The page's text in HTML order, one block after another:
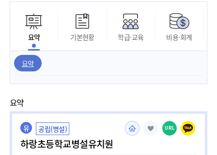
요약 기본현황 학급·교육 비용·회계
요약
요약
유 공립(병설)
하랑초등학교병설유치원
URL